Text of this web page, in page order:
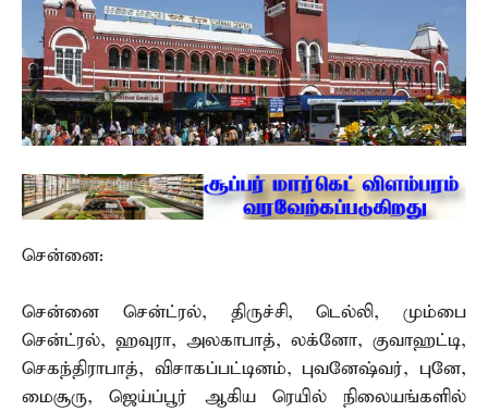
சென்னை:
சென்னை சென்ட்ரல், திருச்சி, டெல்லி, மும்பை
சென்ட்ரல், ஹவுரா, அலகாபாத், லக்னோ, குவாஹட்டி,
செகந்திராபாத், விசாகப்பட்டினம், புவனேஷ்வர், புனே,
மைசூரு, ஜெய்ப்பூர் ஆகிய ரெயில் நிலையங்களில்